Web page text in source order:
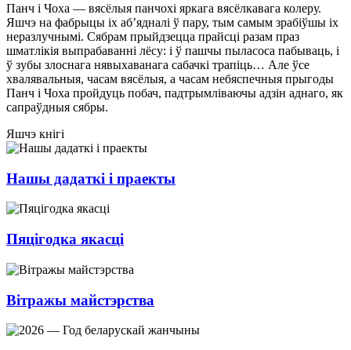
Панч і Чоха — вясёлыя панчохі яркага вясёлкавага колеру.
Яшчэ на фабрыцы іх аб’ядналі ў пару, тым самым зрабіўшы іх
неразлучнымі. Сябрам прыйдзецца прайсці разам праз
шматлікія выпрабаванні лёсу: і ў пашчы пыласоса пабываць, і
ў зубы злоснага нявыхаванага сабачкі трапіць… Але ўсе
хвалявальныя, часам вясёлыя, а часам небяспечныя прыгоды
Панч і Чоха пройдуць побач, падтрымліваючы адзін аднаго, як
сапраўдныя сябры.
Яшчэ кнігі
Нашы дадаткі і праекты
Пяцігодка якасці
Вітражы майстэрства